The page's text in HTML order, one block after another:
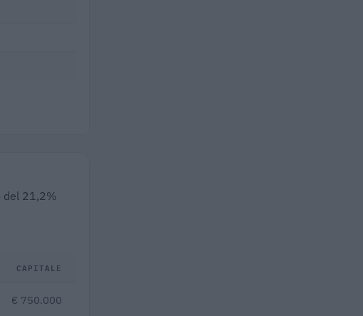
del 21,2%
CAPITALE
€ 750.000